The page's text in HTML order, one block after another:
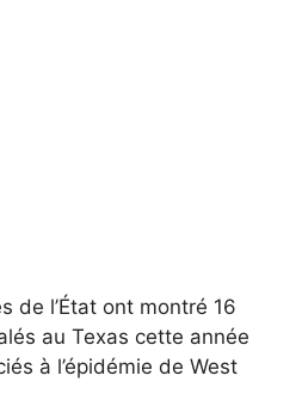
de l’État ont montré 16
au Texas cette année
à l’épidémie de West